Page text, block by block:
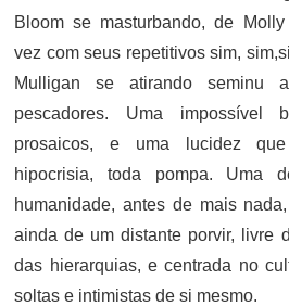
Bloom se masturbando, de
vez com seus repetitivos sim,
Mulligan se atirando seminu
pescadores. Uma impossível
prosaicos, e uma lucidez
hipocrisia, toda pompa. Uma
humanidade, antes de mais
ainda de um distante porvir, livre
das hierarquias, e centrada no
soltas e intimistas de si mesmo.